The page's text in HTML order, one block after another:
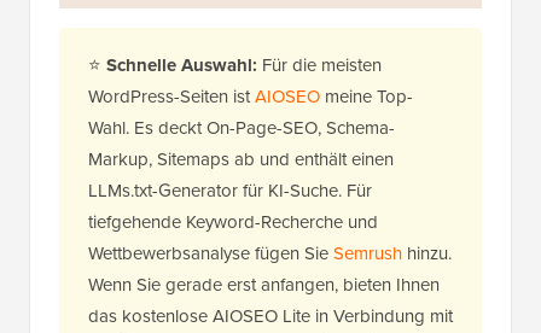
⭐ Schnelle Auswahl: Für die meisten
WordPress-Seiten istAIOSEO meine Top-
Wahl. Es deckt On-Page-SEO, Schema-
Markup, Sitemaps ab und enthält einen
LLMs.txt-Generator für KI-Suche. Für
tiefgehende Keyword-Recherche und
Wettbewerbsanalyse fügen SieSemrush hinzu.
Wenn Sie gerade erst anfangen, bieten Ihnen
das kostenlose AIOSEO Lite in Verbindung mit